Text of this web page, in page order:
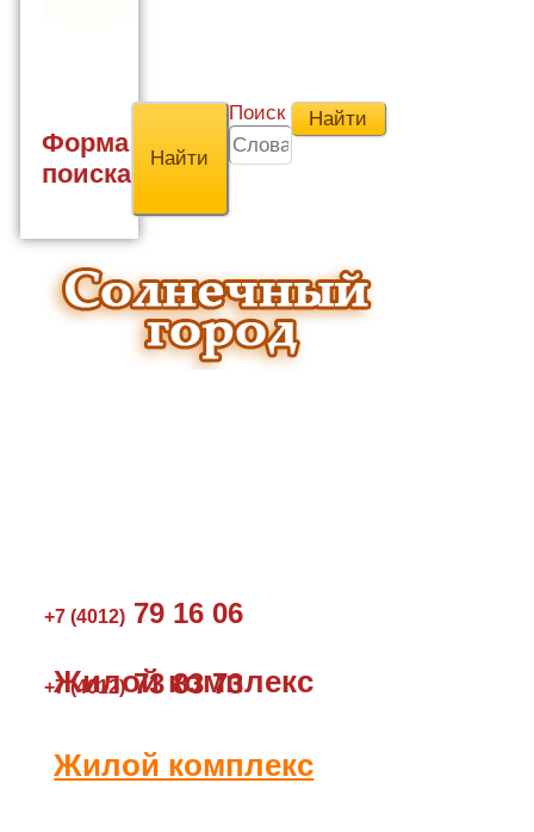
Форма
поиска
Поиск
+7 (4012) 79 16 06
+7 (4012) 73 83 73
Жилой комплекс
Жилой комплекс